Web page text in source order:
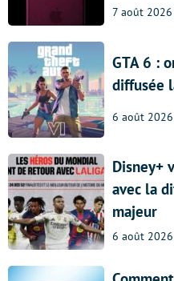
7 août
GTA 6 :
diffusée
6 août
Disney+
avec la
majeur
6 août